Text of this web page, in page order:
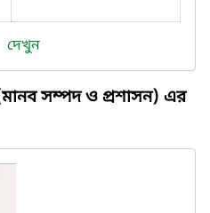
দেখুন
সম্পদ ও প্রশাসন) এর